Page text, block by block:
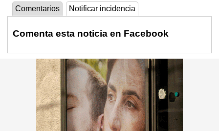
Comentarios Notificar incidencia
Comenta esta noticia en Facebook